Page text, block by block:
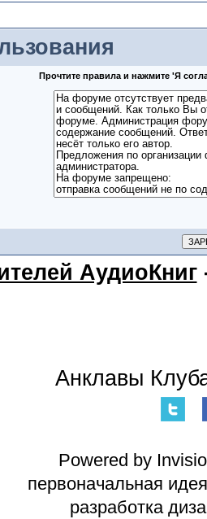
Прочтите правила и нажмите 'Я
АудиоКниг
Анклавы
Powered by
первоначальная
разработка